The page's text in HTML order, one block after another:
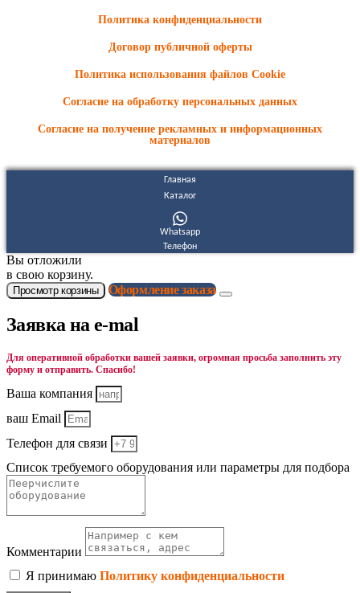
Политика конфиденциальности
Договор публичной оферты
Политика использования файлов Cookie
Согласие на обработку персональных данных
Согласие на получение рекламных и информационных
материалов
Главная
Каталог
Whatsapp
Телефон
Вы отложили
в свою корзину.
Просмотр корзины Оформление заказа
Заявка на e-mal
Для оперативной обработки вашей заявки, огромная просьба заполнить эту
форму и отправить. Спасибо!
Ваша компания
ваш Email
Телефон для связи
Список требуемого оборудования или параметры для подбора
Комментарии
Я принимаю Политику конфиденциальности